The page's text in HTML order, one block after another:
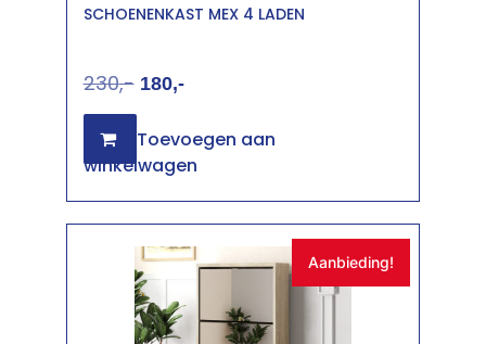
SCHOENENKAST MEX 4 LADEN
230 180
Toevoegen aan
winkelwagen
Aanbieding!